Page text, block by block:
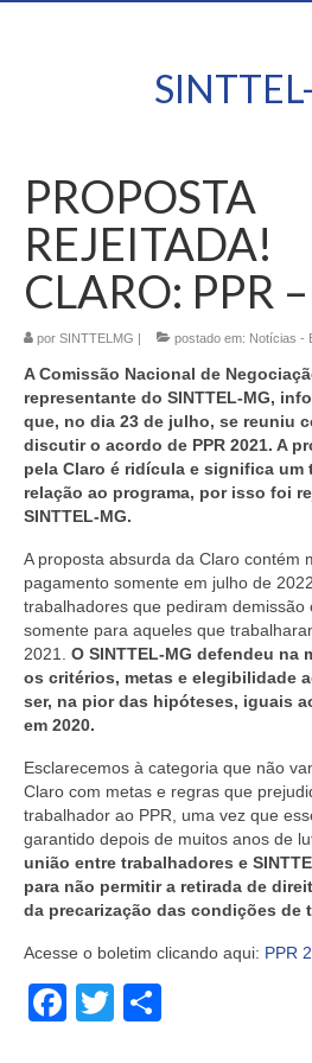
PROPOSTA
REJEITADA!
CLARO: PPR
por SINTTELMG | postado em: Notícias -
AComissão Nacional de
representante do SINTTEL-MG,
que, no dia 23 de julho, se reuniu
discutir o acordo de PPR 2021. A
pela Claro é ridícula e significa um
relação ao programa, por isso foi
SINTTEL-MG.
A proposta absurda da Claro contém
pagamento somente em julho de
trabalhadores que pediram
somente para aqueles que
2021. O SINTTEL-MG defendeu na
os critérios, metas e elegibilidade
ser, na pior das hipóteses, iguais
em 2020.
Esclarecemos à categoria que não
Claro com metas e regras que
trabalhador ao PPR , uma vez que
garantido depois de muitos anos de
união entre trabalhadores e
para não permitir a retirada de
da precarização das condições de
Acesse o boletim clicando aqui: PPR
Facebook
Twitter